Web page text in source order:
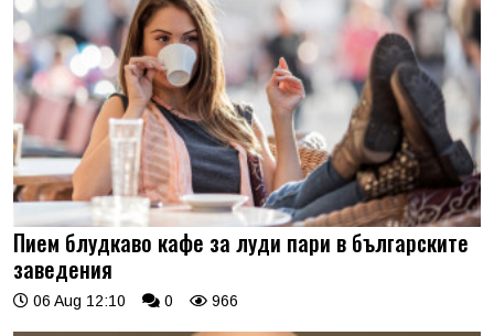
Пием блудкаво кафе за луди пари в българските
заведения
06 Aug 12:10 0 966